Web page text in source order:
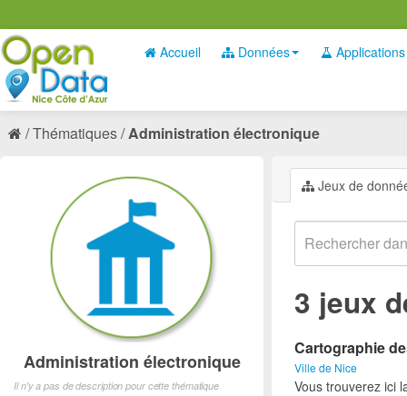
Accueil Données Applications
Thématiques Administration électronique
Jeux de
3 jeux
Cartographie
Ville de Nice
Vous trouverez ici
Administration électronique
Il n'y a pas de description pour cette thématique